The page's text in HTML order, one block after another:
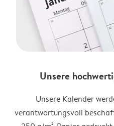
Unsere
Unsere Kalender
verantwortungsvoll